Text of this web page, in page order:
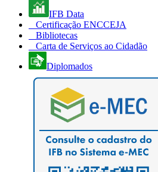
IFB Data
Certificação ENCCEJA
Bibliotecas
Carta de Serviços ao Cidadão
Diplomados